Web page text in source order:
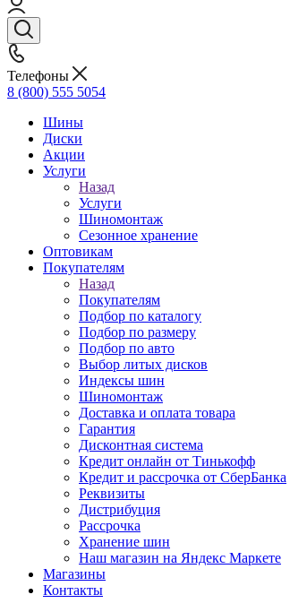
Телефоны
8 (800) 555 5054
Шины
Диски
Акции
Услуги
Назад
Услуги
Шиномонтаж
Сезонное хранение
Оптовикам
Покупателям
Назад
Покупателям
Подбор по каталогу
Подбор по размеру
Подбор по авто
Выбор литых дисков
Индексы шин
Шиномонтаж
Доставка и оплата товара
Гарантия
Дисконтная система
Кредит онлайн от Тинькофф
Кредит и рассрочка от СберБанка
Реквизиты
Дистрибуция
Рассрочка
Хранение шин
Наш магазин на Яндекс Маркете
Магазины
Контакты